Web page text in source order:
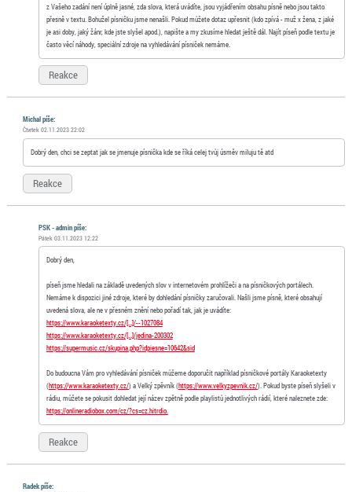
z Vašeho zadání není úplně jasné, zda slova, která uvádíte, jsou vyjádřením obsahu písně nebo jsou takto
přesně v textu. Bohužel písničku jsme nenašli. Pokud můžete dotaz upřesnit (kdo zpívá - muž x žena, z jaké
je asi doby, jaký žánr, kde jste slyšel apod.), napište a my zkusíme hledat ještě dál. Najít píseň podle textu je
často věcí náhody, speciální zdroje na vyhledávání písniček nemáme.
Reakce
Michal píše:
Čtvrtek 02.11.2023 22:02
Dobrý den, chci se zeptat jak se jmenuje písnička kde se říká celej tvůj úsměv miluju tě atd
Reakce
PSK - admin píše:
Pátek 03.11.2023 12:22
Dobrý den,
píseň jsme hledali na základě uvedených slov v internetovém prohlížeči a na písničkových portálech.
Nemáme k dispozici jiné zdroje, které by dohledání písničky zaručovali. Našli jsme písně, které obsahují
uvedená slova, ale ne v přesném znění nebo pořadí tak, jak je uvádíte:
https://www.karaoketexty.cz/[…]/--1027084
https://www.karaoketexty.cz/[…]/jedina-200302
https://supermusic.cz/skupina.php?idpiesne=10642&sid
Do budoucna Vám pro vyhledávání písniček můžeme doporučit například písničkové portály Karaoketexty
(https://www.karaoketexty.cz/) a Velký zpěvník (https://www.velkyzpevnik.cz/). Pokud byste píseň slyšeli v
rádiu, můžete se pokusit dohledat její název zpětně podle playlistů jednotlivých rádií, které naleznete zde:
https://onlineradiobox.com/cz/?cs=cz.hitrdio.
Reakce
Radek píše: